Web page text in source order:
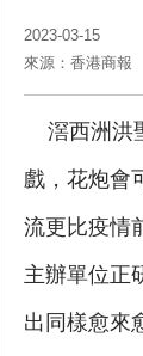
2023-03-15
來源：香港商報
滘西洲洪
戲，花炮會
流更比疫情
主辦單位正
出同樣愈來